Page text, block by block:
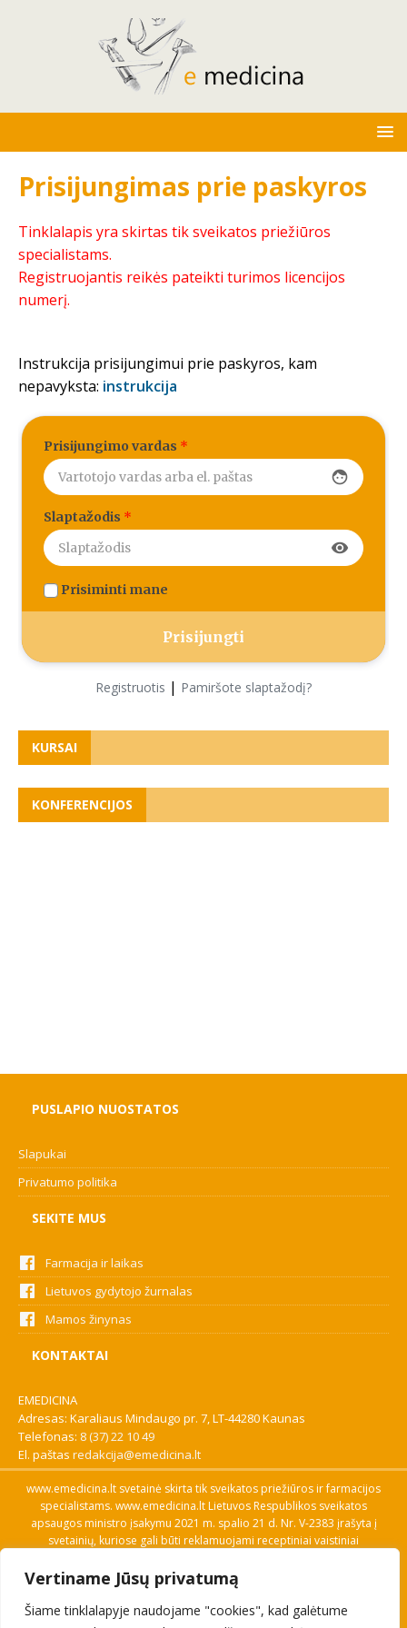
Vertiname Jūsų privatumą
Šiame tinklalapyje naudojame "cookies", kad galėtume
Prisijungimas prie paskyros
Tinklalapis yra skirtas tik sveikatos priežiūros
specialistams.
Registruojantis reikės pateikti turimos licencijos
numerį.
Instrukcija prisijungimui prie paskyros, kam
nepavyksta: instrukcija
Prisijungimo vardas *
face
Slaptažodis *
visibility
Prisiminti mane
Registruotis | Pamiršote slaptažodį?
KURSAI
KONFERENCIJOS
PUSLAPIO NUOSTATOS
Slapukai
Privatumo politika
SEKITE MUS
Farmacija ir laikas
Lietuvos gydytojo žurnalas
Mamos žinynas
KONTAKTAI
EMEDICINA
Adresas: Karaliaus Mindaugo pr. 7, LT-44280 Kaunas
Telefonas: 8 (37) 22 10 49
El. paštas redakcija@emedicina.lt
www.emedicina.lt svetainė skirta tik sveikatos priežiūros ir farmacijos
specialistams. www.emedicina.lt Lietuvos Respublikos sveikatos
apsaugos ministro įsakymu 2021 m. spalio 21 d. Nr. V-2383 įrašyta į
svetainių, kuriose gali būti reklamuojami receptiniai vaistiniai
savo profesinę kvalifikaciją. Naudingos nuorodos: Vaistų ir medicinos
pagalbos priemonių kainų paieška, VVKT tinklalapis, Sveikatos
priežiūros ar farmacijos specialisto pranešimo apie įtariamą